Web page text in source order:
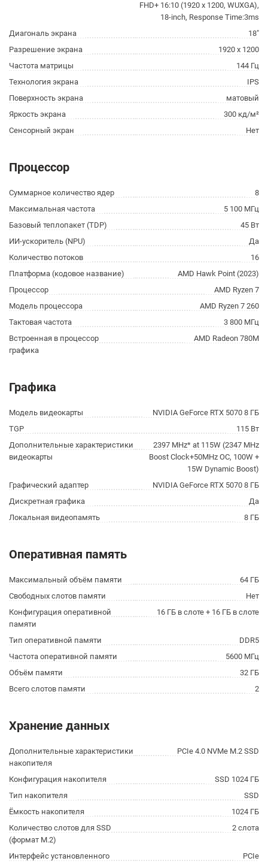
FHD+ 16:10 (1920 x 1200, WUXGA),
18-inch, Response Time:3ms
Диагональ экрана
18"
Разрешение экрана
1920 x 1200
Частота матрицы
144 Гц
Технология экрана
IPS
Поверхность экрана
матовый
Яркость экрана
300 кд/м²
Сенсорный экран
Нет
Процессор
Суммарное количество ядер
8
Максимальная частота
5 100 МГц
Базовый теплопакет (TDP)
45 Вт
ИИ-ускоритель (NPU)
Да
Количество потоков
16
Платформа (кодовое название)
AMD Hawk Point (2023)
Процессор
AMD Ryzen 7
Модель процессора
AMD Ryzen 7 260
Тактовая частота
3 800 МГц
Встроенная в процессор
графика
AMD Radeon 780M
Графика
Модель видеокарты
NVIDIA GeForce RTX 5070 8 ГБ
TGP
115 Вт
Дополнительные характеристики
видеокарты
2397 MHz* at 115W (2347 MHz
Boost Clock+50MHz OC, 100W +
15W Dynamic Boost)
Графический адаптер
NVIDIA GeForce RTX 5070 8 ГБ
Дискретная графика
Да
Локальная видеопамять
8 ГБ
Оперативная память
Максимальный объём памяти
64 ГБ
Свободных слотов памяти
Нет
Конфигурация оперативной
памяти
16 ГБ в слоте + 16 ГБ в слоте
Тип оперативной памяти
DDR5
Частота оперативной памяти
5600 МГц
Объём памяти
32 ГБ
Всего слотов памяти
2
Хранение данных
Дополнительные характеристики
накопителя
PCIe 4.0 NVMe M.2 SSD
Конфигурация накопителя
SSD 1024 ГБ
Тип накопителя
SSD
Ёмкость накопителя
1024 ГБ
Количество слотов для SSD
(формат M.2)
2 слота
Интерфейс установленного
PCIe